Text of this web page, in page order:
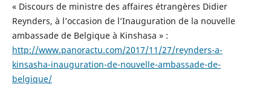
« Discours de ministre des affaires étrangères Didier
Reynders, à l’occasion de l’Inauguration de la nouvelle
ambassade de Belgique à Kinshasa » :
http://www.panoractu.com/2017/11/27/reynders-a-
kinsasha-inauguration-de-nouvelle-ambassade-de-
belgique/